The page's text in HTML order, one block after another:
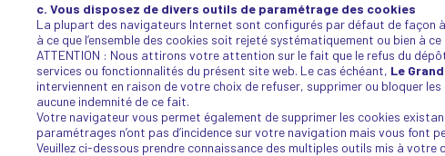
c. Vous disposez de divers outils de paramétrage des cookies
La plupart des navigateurs Internet sont configurés par défaut de façon
à ce que l’ensemble des cookies soit rejeté systématiquement ou bien à
ATTENTION : Nous attirons votre attention sur le fait que le refus du
services ou fonctionnalités du présent site web. Le cas échéant, Le
interviennent en raison de votre choix de refuser, supprimer ou bloquer
aucune indemnité de ce fait.
Votre navigateur vous permet également de supprimer les cookies
paramétrages n’ont pas d’incidence sur votre navigation mais vous font
Veuillez ci-dessous prendre connaissance des multiples outils mis à